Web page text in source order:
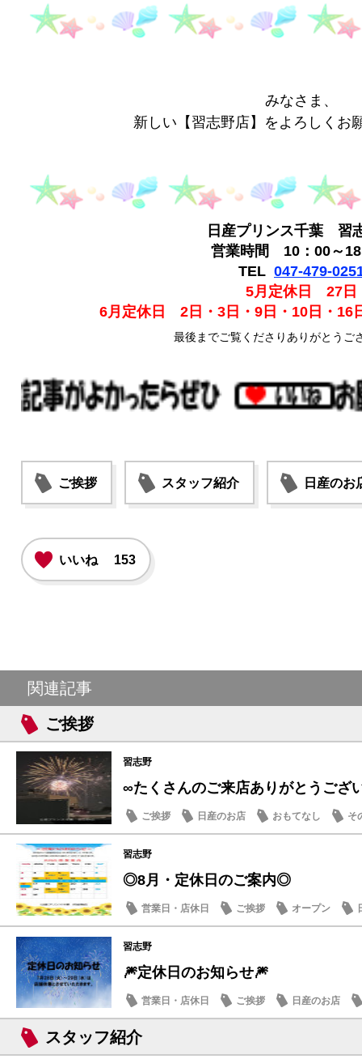
みなさま、
新しい【習志野店】をよろしくお
日産プリンス千葉 習
営業時間 10：00～
TEL 047-479-
5月定休日 27日
6月定休日 2日・3日・9日・10日・16
最後までご覧くださりありがとうご
ご挨拶 スタッフ紹介 日産のお
いいね 153
関連記事
ご挨拶
習志野
∞たくさんのご来店ありがとうござ
ご挨拶 日産のお店 おもてなし そ
習志野
◎8月・定休日のご案内◎
営業日・店休日 ご挨拶 オープン
習志野
🎆定休日のお知らせ🎆
営業日・店休日 ご挨拶 日産のお店
スタッフ紹介